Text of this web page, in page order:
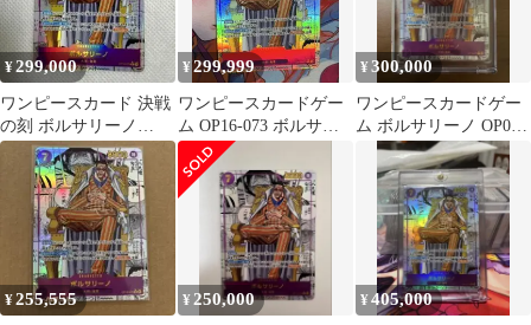
¥299,000
ワンピースカード 決戦
の刻 ボルサリーノ
OP16-073 コミックパラ
¥299,999
ワンピースカードゲー
ム OP16-073 ボルサリ
ーノ コミパラ 美品
¥300,000
ワンピースカードゲー
ム ボルサリーノ OP08-
073
¥255,555 ¥ 250,000 ¥405,000